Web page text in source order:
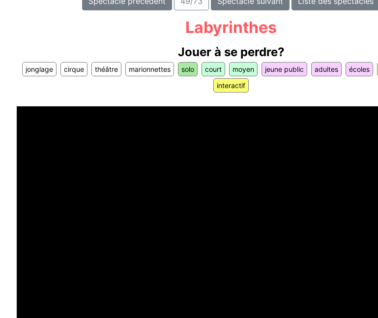
Labyrinthes
Jouer à se perdre?
jonglage cirque théâtre marionnettes solo court moyen jeune public adultes écoles
interactif